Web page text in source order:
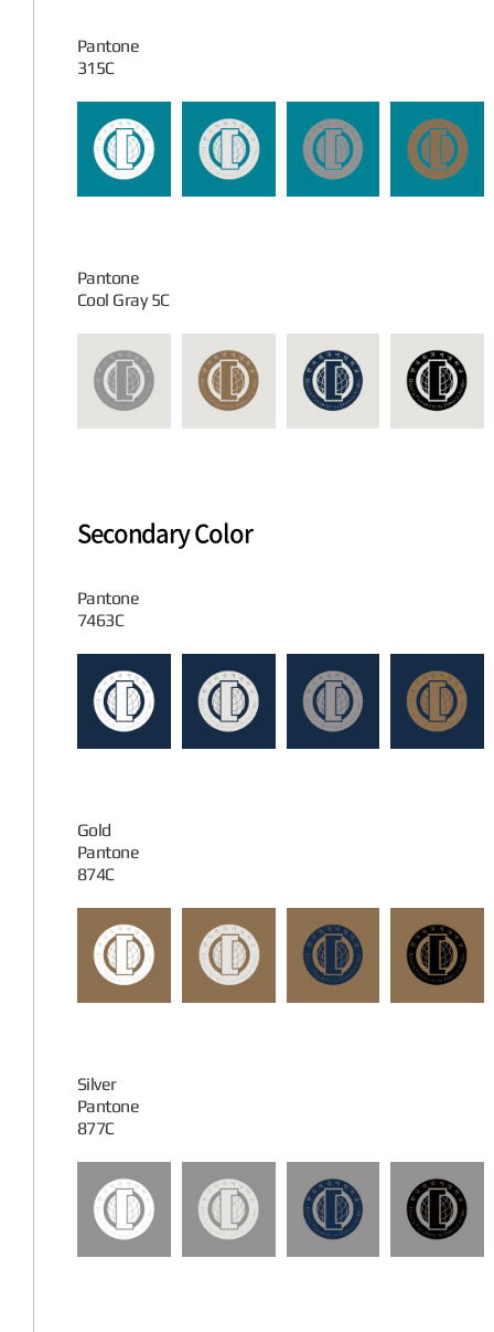
Pantone
315C
Pantone
Cool Gray 5C
Secondary Color
Pantone
7463C
Gold
Pantone
874C
Silver
Pantone
877C